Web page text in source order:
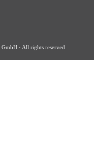
· All rights reserved